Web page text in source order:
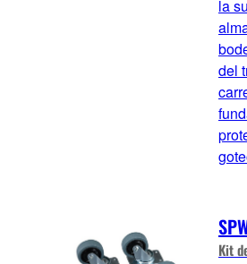
la
del
Kit